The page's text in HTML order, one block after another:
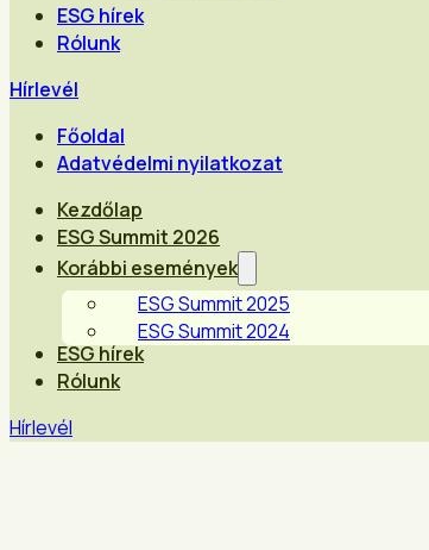
ESG hírek
Rólunk
Hírlevél
Főoldal
Adatvédelmi nyilatkozat
Kezdőlap
ESG Summit 2026
Korábbi események
ESG Summit 2025
ESG Summit 2024
ESG hírek
Rólunk
Hírlevél